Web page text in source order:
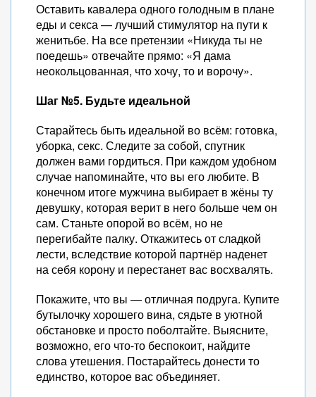
Оставить кавалера одного голодным в плане
еды и секса — лучший стимулятор на пути к
женитьбе. На все претензии «Никуда ты не
поедешь» отвечайте прямо: «Я дама
неокольцованная, что хочу, то и ворочу».
Шаг №5. Будьте идеальной
Старайтесь быть идеальной во всём: готовка,
уборка, секс. Следите за собой, спутник
должен вами гордиться. При каждом удобном
случае напоминайте, что вы его любите. В
конечном итоге мужчина выбирает в жёны ту
девушку, которая верит в него больше чем он
сам. Станьте опорой во всём, но не
перегибайте палку. Откажитесь от сладкой
лести, вследствие которой партнёр наденет
на себя корону и перестанет вас восхвалять.
Покажите, что вы — отличная подруга. Купите
бутылочку хорошего вина, сядьте в уютной
обстановке и просто поболтайте. Выясните,
возможно, его что-то беспокоит, найдите
слова утешения. Постарайтесь донести то
единство, которое вас объединяет.